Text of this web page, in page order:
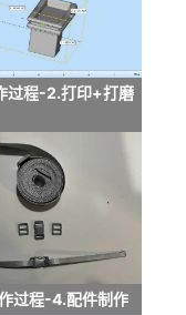
过程-2.打印+打磨
过程-4.配件制作